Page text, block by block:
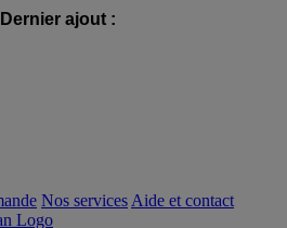
Dernier ajout :
Nos services Aide et contact